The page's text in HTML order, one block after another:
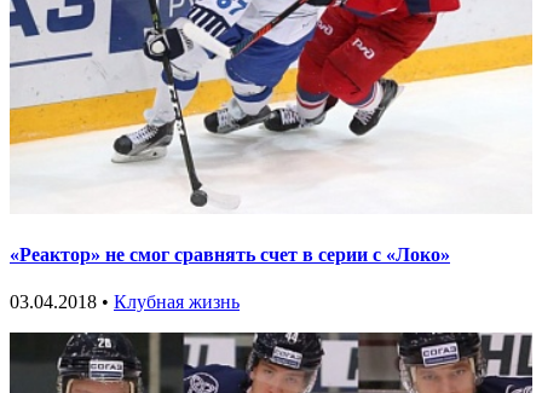
«Реактор» не смог сравнять счет в серии с «Локо»
03.04.2018 • Клубная жизнь